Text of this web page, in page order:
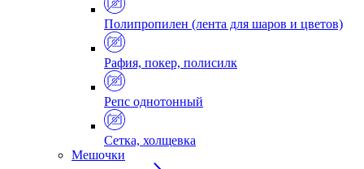
Полипропилен (лента для шаров и цветов)
Рафия, покер, полисилк
Репс однотонный
Сетка, холщевка
Мешочки